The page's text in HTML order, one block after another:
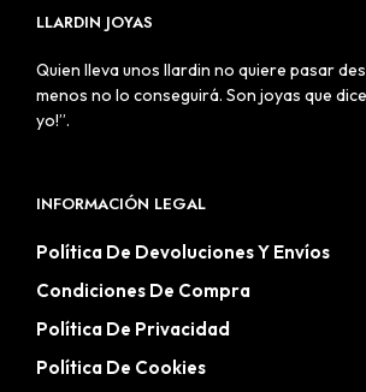
LLARDIN JOYAS
Quien lleva unos llardin no quiere pasar
menos no lo conseguirá. Son joyas que
yo!”.
INFORMACIÓN LEGAL
Política De Devoluciones Y Envíos
Condiciones De Compra
Política De Privacidad
Política De Cookies